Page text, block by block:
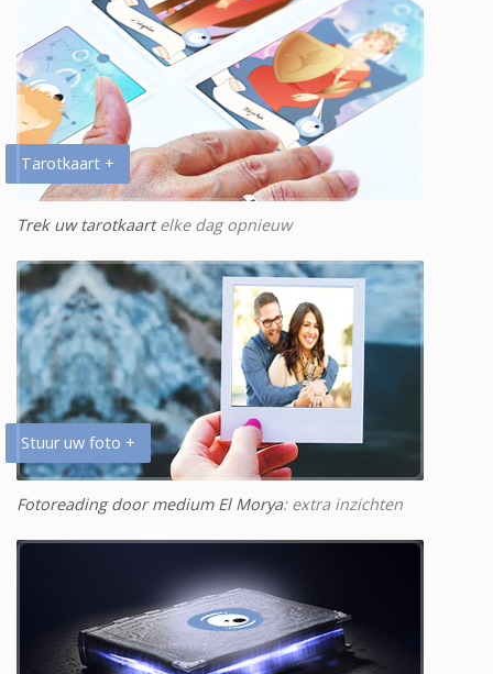
Tarotkaart +
Trek uw tarotkaartelke dag opnieuw
Stuur uw foto +
Fotoreading door medium El Morya: extra inzichten